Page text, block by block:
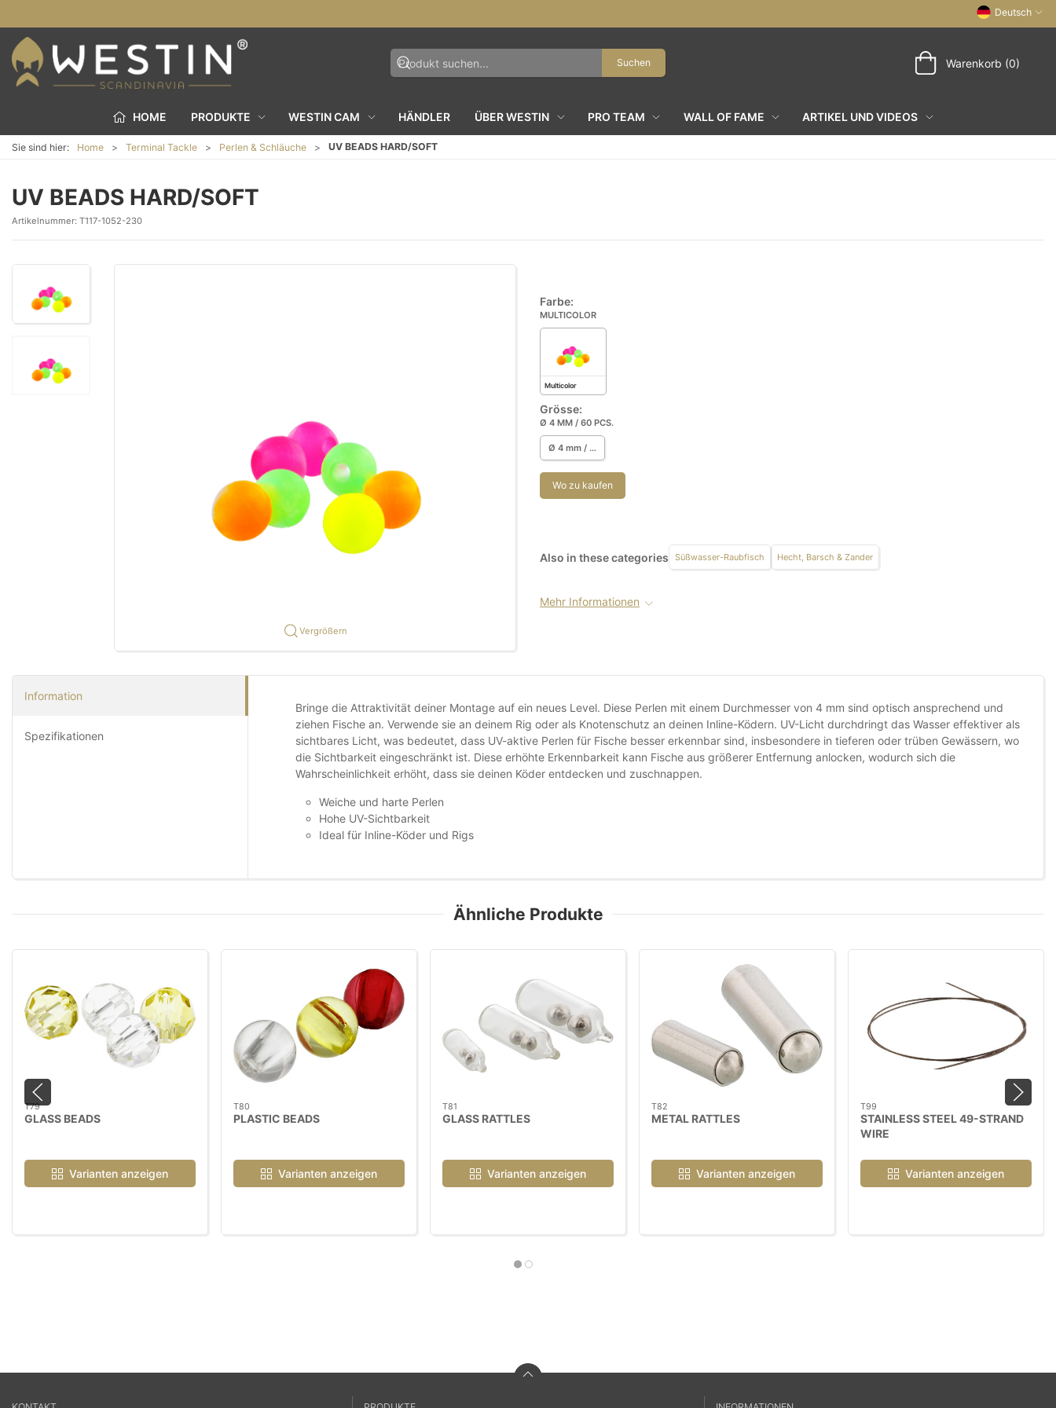
Deutsch
Suchen Warenkorb (0)
HOME PRODUKTE WESTIN CAM HÄNDLER ÜBER WESTIN PRO TEAM WALL OF FAME ARTIKEL UND VIDEOS
Sie sind hier: Home Terminal Tackle Perlen & Schläuche UV BEADS HARD/SOFT
UV BEADS HARD/SOFT
Artikelnummer: T117-1052-230
Vergrößern
Farbe:
MULTICOLOR
Multicolor
Grösse:
Ø 4 MM / 60 PCS.
Ø 4 mm / 60 pcs.
Wo zu kaufen
Also in these categories Süßwasser-Raubfisch Hecht, Barsch & Zander
Mehr Informationen
Information
Spezifikationen
Bringe die Attraktivität deiner Montage auf ein neues Level. Diese Perlen mit einem Durchmesser von 4 mm sind optisch ansprechend und
ziehen Fische an. Verwende sie an deinem Rig oder als Knotenschutz an deinen Inline-Ködern. UV-Licht durchdringt das Wasser effektiver als
sichtbares Licht, was bedeutet, dass UV-aktive Perlen für Fische besser erkennbar sind, insbesondere in tieferen oder trüben Gewässern, wo
die Sichtbarkeit eingeschränkt ist. Diese erhöhte Erkennbarkeit kann Fische aus größerer Entfernung anlocken, wodurch sich die
Wahrscheinlichkeit erhöht, dass sie deinen Köder entdecken und zuschnappen.
Weiche und harte Perlen
Hohe UV-Sichtbarkeit
Ideal für Inline-Köder und Rigs
Ähnliche Produkte
T79
GLASS BEADS
Varianten anzeigen
T80
PLASTIC BEADS
Varianten anzeigen
T81
GLASS RATTLES
Varianten anzeigen
T82
METAL RATTLES
Varianten anzeigen
T99
STAINLESS STEEL 49-STRAND
WIRE
Varianten anzeigen